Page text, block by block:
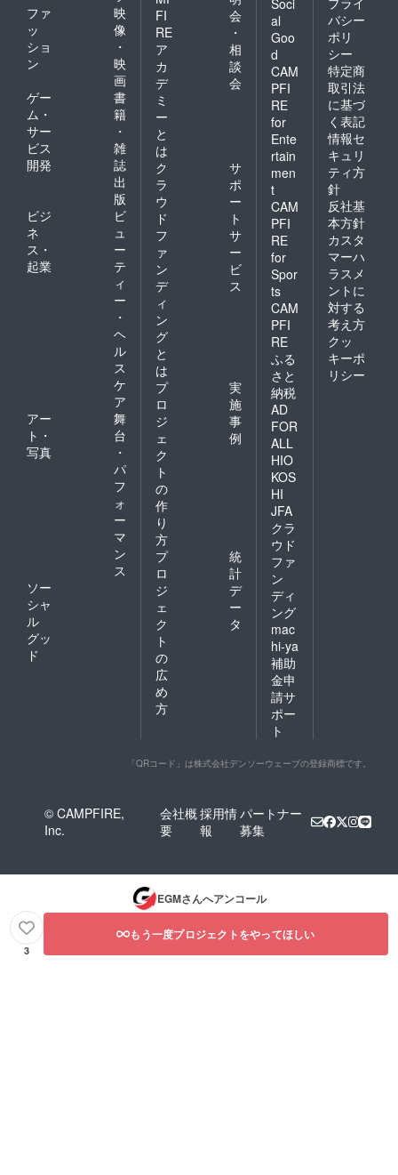
ファ
ッ
ショ
ン
映
像
・
映
画
ゲー
ム・
サー
ビス
開発
書
籍
・
雑
誌
出
版
ビジ
ネ
ス・
起業
ビ
ュ
ー
テ
ィ
ー
・
ヘ
ル
ス
ケ
ア
アー
ト・
写真
舞
台
・
パ
フ
ォ
ー
マ
ン
ス
ソー
シャ
ル
グッ
ド
FI
RE
ア
カ
デ
ミ
ー
と
は
会
・
相
談
会
ク
ラ
ウ
ド
フ
ァ
ン
デ
ィ
ン
グ
と
は
サ
ポ
ー
ト
サ
ー
ビ
ス
プ
ロ
ジ
ェ
ク
ト
の
作
り
方
実
施
事
例
プ
ロ
ジ
ェ
ク
ト
の
広
め
方
統
計
デ
ー
タ
Soci
al
Goo
d
CAM
PFI
RE
for
Ente
rtain
men
t
CAM
PFI
RE
for
Spor
ts
CAM
PFI
RE
ふる
さと
納税
AD
FOR
ALL
HIO
KOS
HI
JFA
クラ
ウド
ファ
ン
ディ
ング
mac
hi-ya
補助
金申
請サ
ポー
ト
バシー
ポリ
シー
特定商
取引法
に基づ
く表記
情報セ
キュリ
ティ方
針
反社基
本方針
カスタ
マーハ
ラスメ
ントに
対する
考え方
クッ
キーポ
リシー
「QRコード」は株式会社デンソーウェーブの登録商標です。
© CAMPFIRE,
Inc.
会社概
要
採用情
報
パートナー
募集
EGMさんへアンコール
3
もう一度プロジェクトをやってほしい